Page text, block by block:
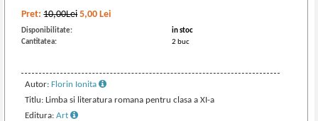
Pret:10,00Lei 5,00 Lei
Disponibilitate:
in stoc
Cantitatea:
2 buc
Autor:Florin Ionita
Titlu: Limba si literatura romana pentru clasa a XI-a
Editura:Art